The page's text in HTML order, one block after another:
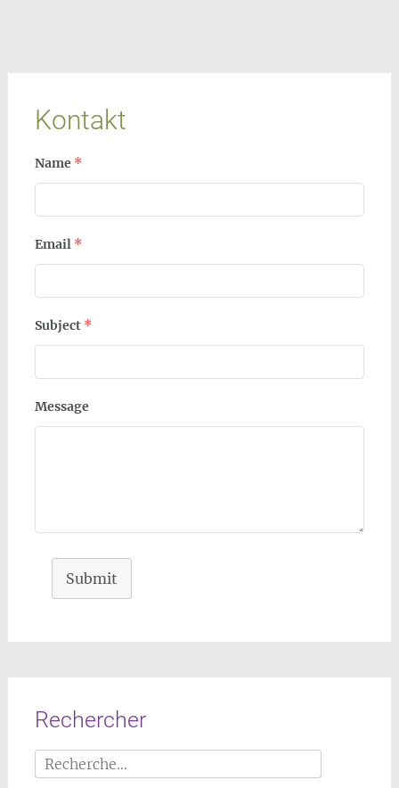
Kontakt
Name *
Email *
Subject *
Message
Submit
Rechercher
Rechercher :